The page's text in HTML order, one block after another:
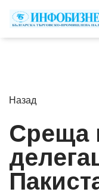
Назад
Среща